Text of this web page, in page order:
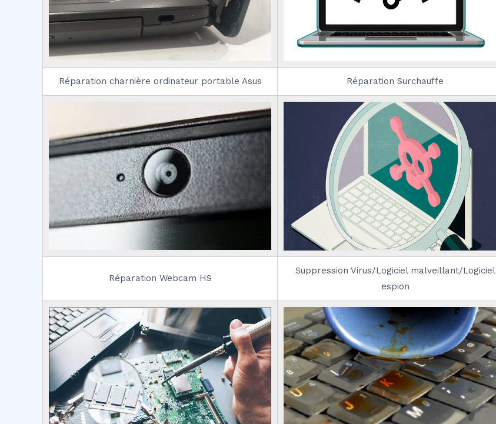
Réparation charnière ordinateur portable Asus Réparation Surchauffe
Réparation Webcam HS
Suppression Virus/Logiciel malveillant/Logiciel
espion